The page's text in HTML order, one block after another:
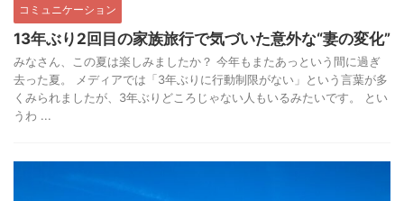
コミュニケーション
13年ぶり2回目の家族旅行で気づいた意外な“妻の変化”
みなさん、この夏は楽しみましたか？ 今年もまたあっという間に過ぎ
去った夏。 メディアでは「3年ぶりに行動制限がない」という言葉が多
くみられましたが、3年ぶりどころじゃない人もいるみたいです。 とい
うわ ...